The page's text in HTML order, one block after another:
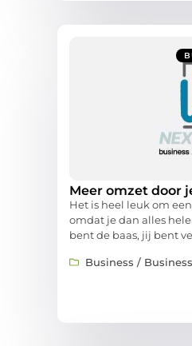
Meer omzet door
Het is heel leuk om
omdat je dan alles
bent de baas, jij bent
Business /